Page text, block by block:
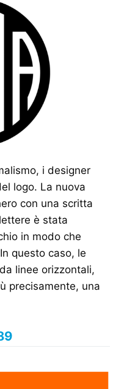
i designer
logo. La nuova
con una scritta
è stata
in modo che
questo caso, le
da linee orizzontali,
precisamente, una